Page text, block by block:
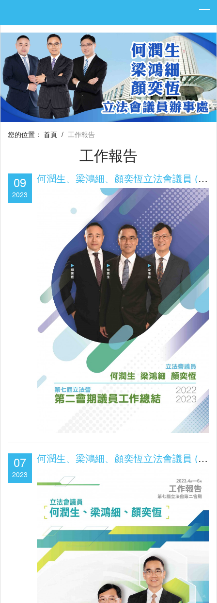
您的位置： 首頁 / 工作報告
工作報告
09
2023
何潤生、梁鴻細、顏奕恆立法會議員 (第七屆立法會第二會期2022/2023工作報告)
07
2023
何潤生、梁鴻細、顏奕恆立法會議員 (第七屆立法會第二會期2023年4-6月工作報告)